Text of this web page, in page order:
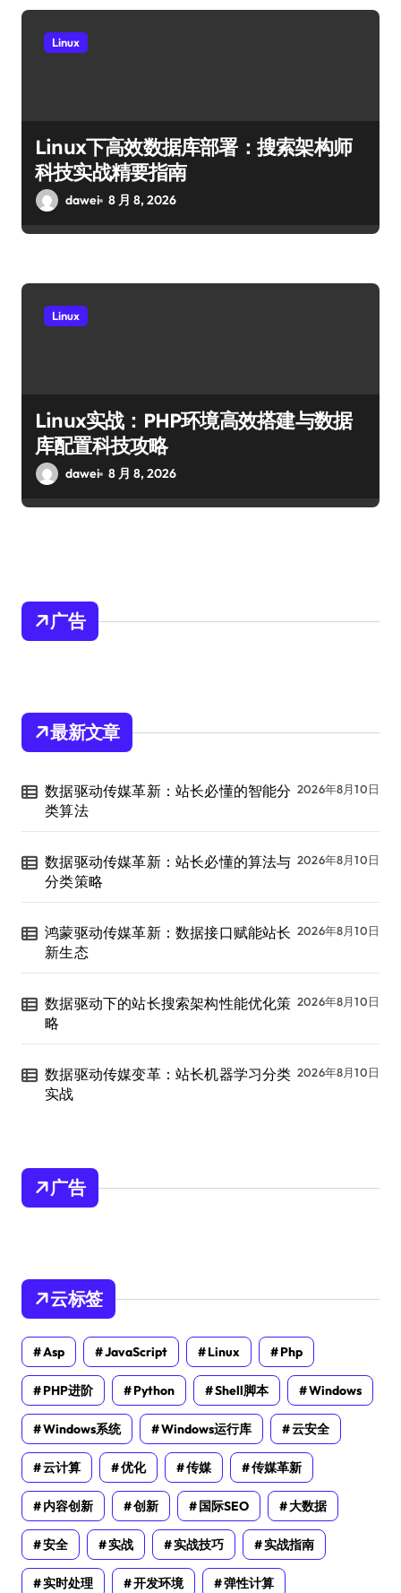
Linux
Linux下高效数据库部署：搜索架构师
科技实战精要指南
dawei 8 月 8, 2026
Linux
Linux实战：PHP环境高效搭建与数据
库配置科技攻略
dawei 8 月 8, 2026
广告
最新文章
数据驱动传媒革新：站长必懂的智能分
类算法
2026年8月10日
数据驱动传媒革新：站长必懂的算法与
分类策略
2026年8月10日
鸿蒙驱动传媒革新：数据接口赋能站长
新生态
2026年8月10日
数据驱动下的站长搜索架构性能优化策
略
2026年8月10日
数据驱动传媒变革：站长机器学习分类
实战
2026年8月10日
广告
云标签
Asp JavaScript Linux Php
PHP进阶 Python Shell脚本 Windows
Windows系统 Windows运行库 云安全
云计算 优化 传媒 传媒革新
内容创新 创新 国际SEO 大数据
安全 实战 实战技巧 实战指南
实时处理 开发环境 弹性计算